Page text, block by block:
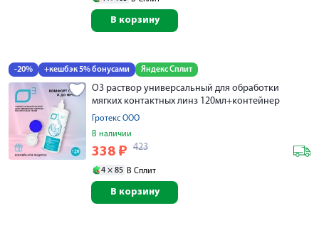
В корзину
-20% +кешбэк 5% бонусами Яндекс Сплит
О3 раствор универсальный для обработки
мягких контактных линз 120мл+контейнер
Гротекс ООО
В наличии
338 ₽ 423
4 × 85 В Сплит
В корзину